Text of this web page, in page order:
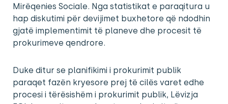
Mirëqenies Sociale. Nga statistikat e paraqitura u
hap diskutimi për devijimet buxhetore që ndodhin
gjatë implementimit të planeve dhe procesit të
prokurimeve qendrore.
Duke ditur se planifikimi i prokurimit publik
paraqet fazën kryesore prej të cilës varet edhe
procesi i tërësishëm i prokurimit publik, Lëvizja